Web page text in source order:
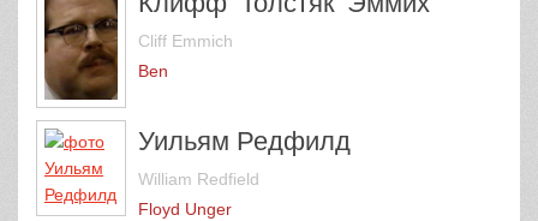
Cliff Emmich
Ben
Уильям Редфилд
William Redfield
Floyd Unger